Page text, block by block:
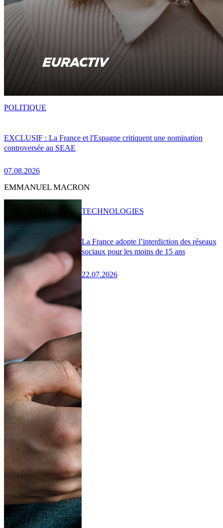
EXCLUSIF : La France et l'Espagne critiquent une nomination
controversée au SEAE
07.08.2026
POLITIQUE
EMMANUEL MACRON
La France adopte l’interdiction des réseaux
sociaux pour les moins de 15 ans
22.07.2026
TECHNOLOGIES